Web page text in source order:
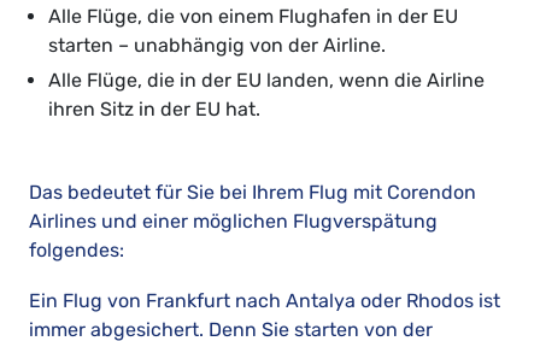
Alle Flüge, die von einem Flughafen in der EU
starten – unabhängig von der Airline.
Alle Flüge, die in der EU landen, wenn die Airline
ihren Sitz in der EU hat.
Das bedeutet für Sie bei Ihrem Flug mit Corendon
Airlines und einer möglichen Flugverspätung
folgendes:
Ein Flug von Frankfurt nach Antalya oder Rhodos ist
immer abgesichert. Denn Sie starten von der